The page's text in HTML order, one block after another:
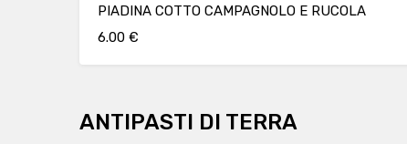
PIADINA COTTO CAMPAGNOLO E RUCOLA
6.00 €
ANTIPASTI DI TERRA